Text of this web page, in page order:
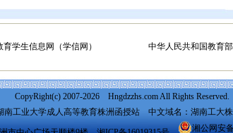
学生信息网（学信网） 中华人民共和国教育部
CopyRight(c) 2007-2026 Hngdzzhs.com All Rights Reserved.
南工业大学成人高等教育株洲函授站中文域名：湖南工大株
湘公网安